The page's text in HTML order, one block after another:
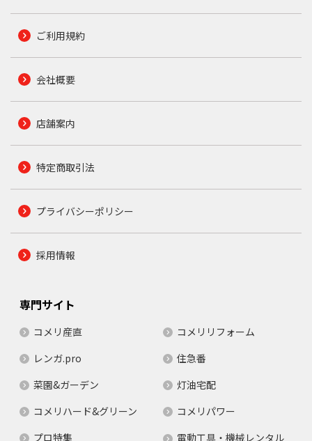
ご利用規約
会社概要
店舗案内
特定商取引法
プライバシーポリシー
採用情報
専門サイト
コメリ産直
コメリリフォーム
レンガ.pro
住急番
菜園&ガーデン
灯油宅配
コメリハード&グリーン
コメリパワー
プロ特集
電動工具・機械レンタル